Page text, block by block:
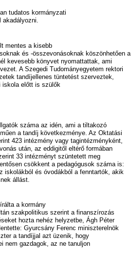
tudatos kormányzati
akadályozni.
mentes a kisebb
és -összevonásoknak köszönhetően a
kevesebb könyvet nyomattattak, ami
A Szegedi Tudományegyetem rektori
tandíjellenes tüntetést szerveztek,
iskola előtt is szülők
száma az idén, ami a tiltakozó
a tandíj következménye. Az Oktatási
423 intézmény vagy tagintézményként,
után, az eddigitől eltérő formában
33 intézményt szüntetett meg
csökkent a pedagógusok száma is:
iskolákból és óvodákból a fenntartók, akik
állást.
a kormány
szakpolitikus szerint a finanszírozás
hozta nehéz helyzetbe, Ágh Péter
Gyurcsány Ferenc miniszterelnök
a tandíjjal azt üzenik, hogy
nem gazdagok, az ne tanuljon